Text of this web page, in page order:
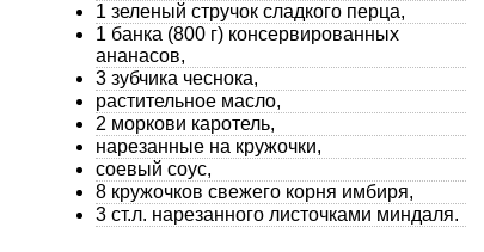
1 зеленый стручок сладкого перца,
1 банка (800 г) консервированных
ананасов,
3 зубчика чеснока,
растительное масло,
2 моркови каротель,
нарезанные на кружочки,
соевый соус,
8 кружочков свежего корня имбиря,
3 ст.л. нарезанного листочками миндаля.